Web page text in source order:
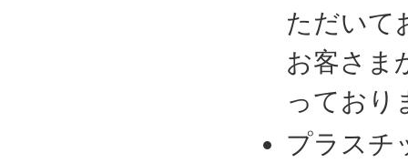
ただいて
お客さま
っており
プラスチ